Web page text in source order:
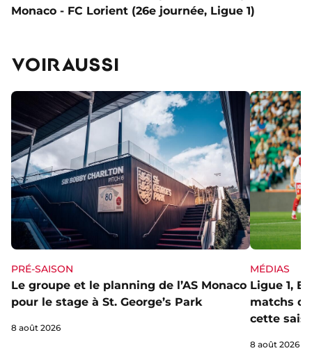
Monaco - FC Lorient (26e journée, Ligue 1)
VOIR AUSSI
PRÉ-SAISON
Le groupe et le planning de l’AS Monaco
pour le stage à St. George’s Park
8 août 2026
MÉDIAS
Ligue 1,
matchs
cette
8 août 2026